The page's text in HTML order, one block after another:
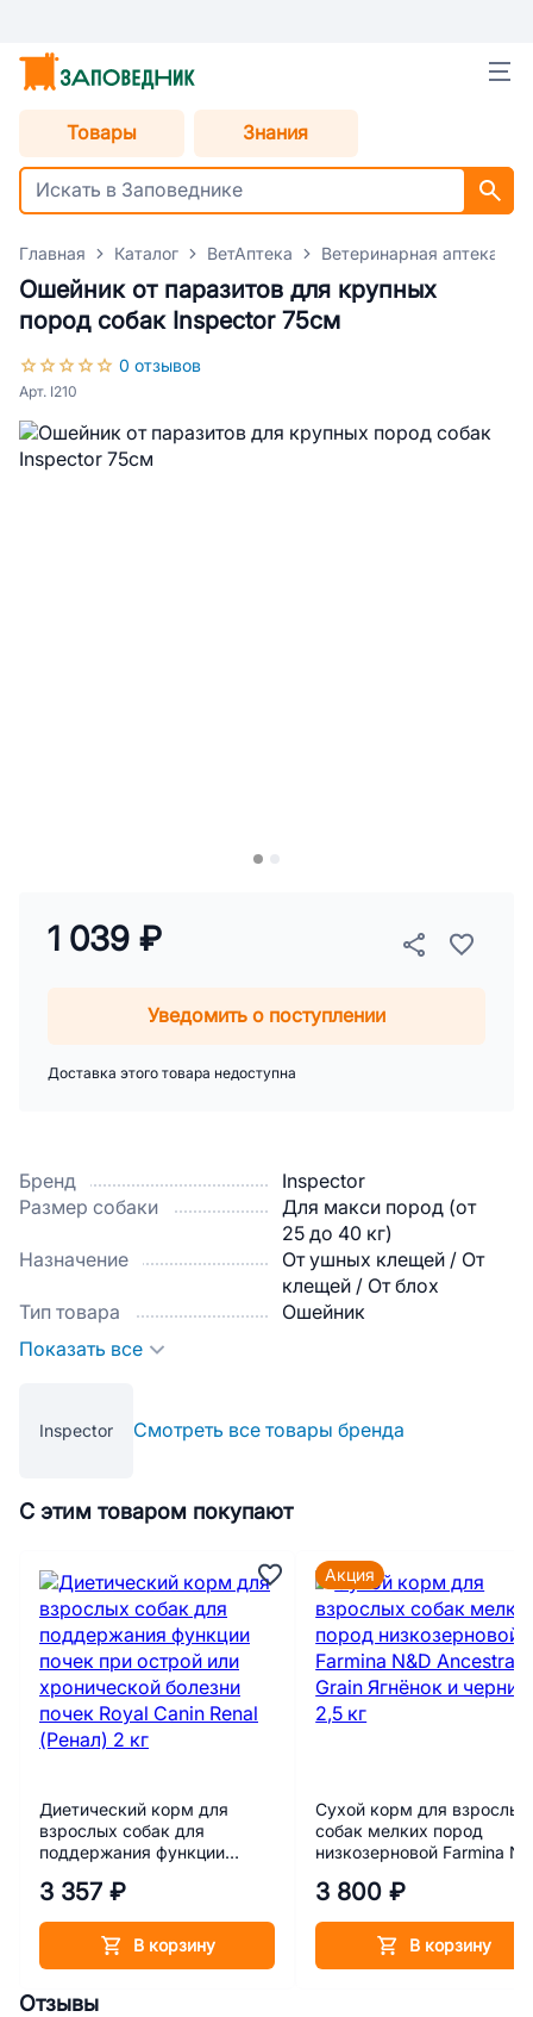
Товары Знания
Главная Каталог ВетАптека Ветеринарная аптека
Ошейник от паразитов для крупных
пород собак Inspector 75см
0 отзывов
Арт. I210
Бренд
Inspector
Размер собаки
Для макси пород (от
25 до 40 кг)
Назначение
От ушных клещей / От
клещей / От блох
Тип товара
Ошейник
Показать все
Inspector Смотреть все товары бренда
1 039 ₽
Уведомить о поступлении
Доставка этого товара недоступна
С этим товаром покупают
Диетический корм для
взрослых собак для
поддержания функции
хронической болезни почек
3 357 ₽
В корзину
Сухой корм для взрослых
собак мелких пород
низкозерновой Farmina
черника 2,5 кг
3 800 ₽
В корзину
Акция
Отзывы